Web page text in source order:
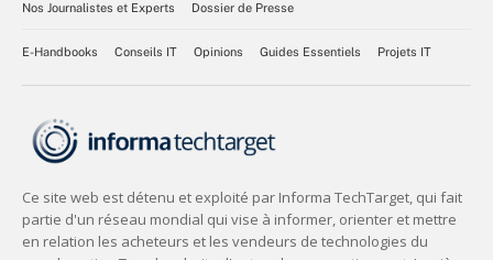
Nos Journalistes et Experts
Dossier de Presse
E-Handbooks Conseils IT Opinions Guides Essentiels Projets IT